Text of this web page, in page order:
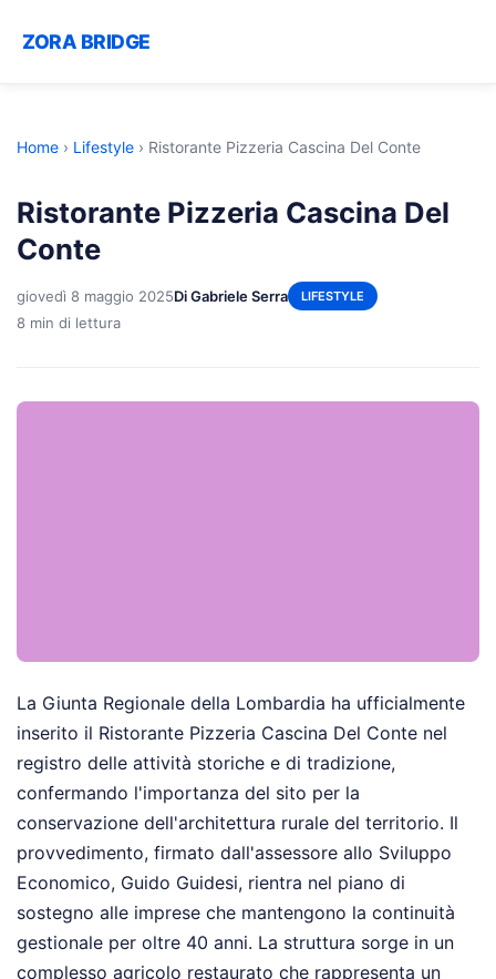
ZORA BRIDGE
Home › Lifestyle › Ristorante Pizzeria Cascina Del Conte
Ristorante Pizzeria Cascina Del
Conte
giovedì 8 maggio 2025Di Gabriele Serra LIFESTYLE
8 min di lettura
La Giunta Regionale della Lombardia ha ufficialmente
inserito il Ristorante Pizzeria Cascina Del Conte nel
registro delle attività storiche e di tradizione,
confermando l'importanza del sito per la
conservazione dell'architettura rurale del territorio. Il
provvedimento, firmato dall'assessore allo Sviluppo
Economico, Guido Guidesi, rientra nel piano di
sostegno alle imprese che mantengono la continuità
gestionale per oltre 40 anni. La struttura sorge in un
complesso agricolo restaurato che rappresenta un